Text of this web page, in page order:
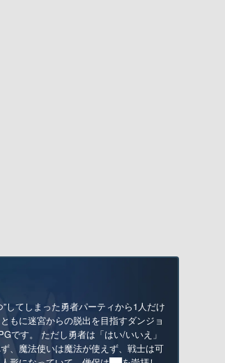
”してしまった勇者パーティから1人だけ
もに迷宮からの脱出を目指すダンジョ
です。 ただし勇者は「はい/いいえ」
、魔法使いは魔法が使えず、戦士は可